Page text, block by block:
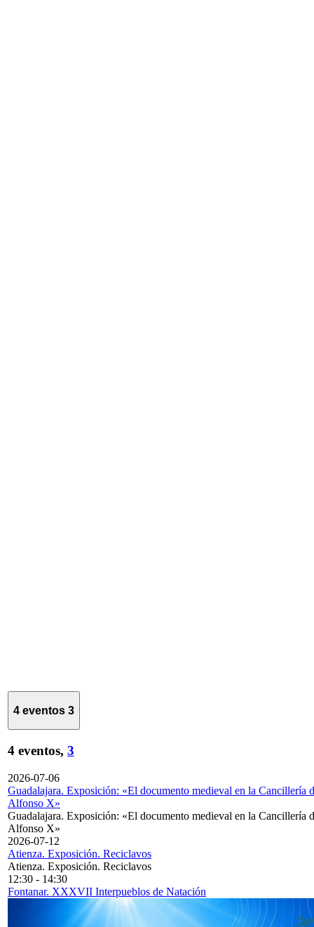
4 eventos 3
4 eventos, 3
2026-07-06
Guadalajara. Exposición: «El documento medieval en la Cancillería
Alfonso X»
Guadalajara. Exposición: «El documento medieval en la Cancillería
Alfonso X»
2026-07-12
Atienza. Exposición. Reciclavos
Atienza. Exposición. Reciclavos
12:30 - 14:30
Fontanar. XXXVII Interpueblos de Natación